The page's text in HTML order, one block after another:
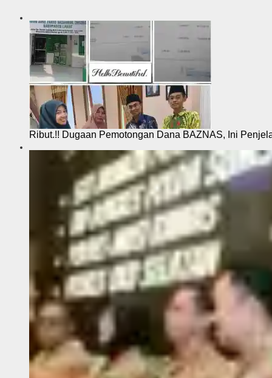
Ribut.!! Dugaan Pemotongan Dana BAZNAS, Ini